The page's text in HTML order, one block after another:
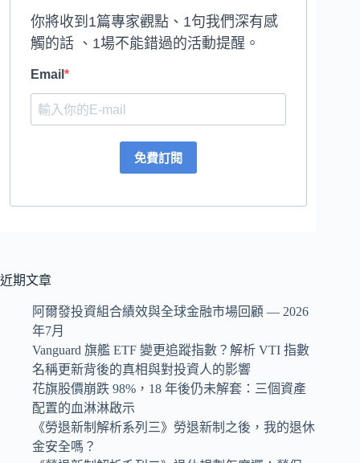
你將收到1篇專家觀點、1句我們深有感
觸的話 、1場不能錯過的活動提醒。
Email
免費訂閱
近期文章
阿爾發投資組合績效與全球金融市場回顧 — 2026
年7月
Vanguard 旗艦 ETF 變更追蹤指數？解析 VTI 指數
名稱更新背後的真相與對投資人的影響
花旗股價崩跌 98%，18 年後仍未解套：三個資產
配置的血淋淋啟示
《勞退新制解析系列三》勞退新制之後，我的退休
金安全嗎？